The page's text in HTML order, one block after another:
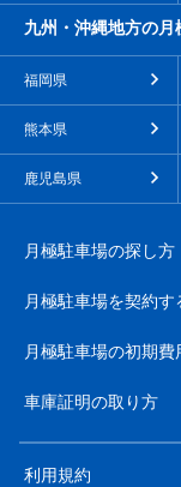
九州・沖縄地方の月
福岡県
熊本県
鹿児島県
月極駐車場の探し方
月極駐車場を契約す
月極駐車場の初期費
車庫証明の取り方
利用規約